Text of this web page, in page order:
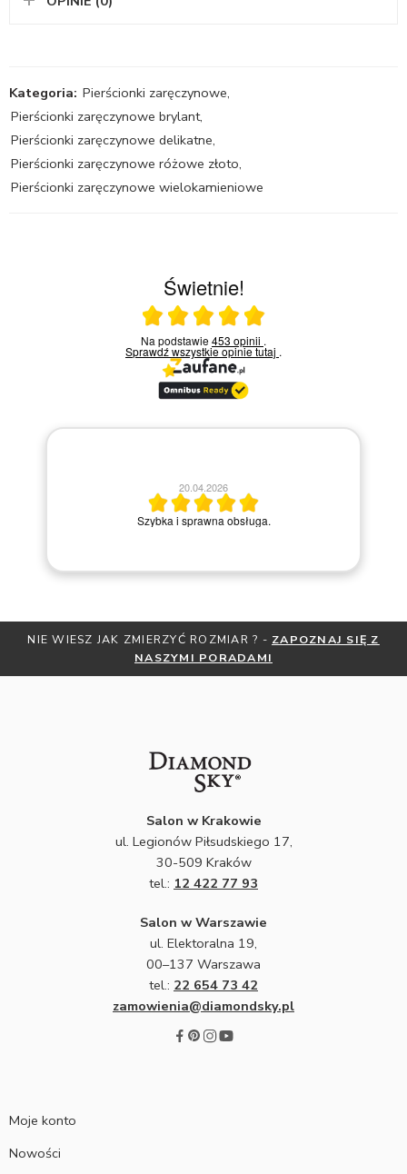
Kategoria: Pierścionki zaręczynowe,
Pierścionki zaręczynowe brylant,
Pierścionki zaręczynowe delikatne,
Pierścionki zaręczynowe różowe złoto,
Pierścionki zaręczynowe wielokamieniowe
Świetnie!
Ocena średnia 5 na 5
Na podstawie453 opinii .
Sprawdź wszystkie opinietutaj .
20.04.2026
Szybka i sprawna obsługa.
JAK ZMIERZYĆ ROZMIAR ? -ZAPOZNAJ SIĘ Z
NASZYMI PORADAMI
Salon w Krakowie
ul. Legionów Piłsudskiego 17,
30-509 Kraków
tel.: 12 422 77 93
Salon w Warszawie
ul. Elektoralna 19,
00–137 Warszawa
tel.: 22 654 73 42
zamowienia@diamondsky.pl
Moje konto
Nowości